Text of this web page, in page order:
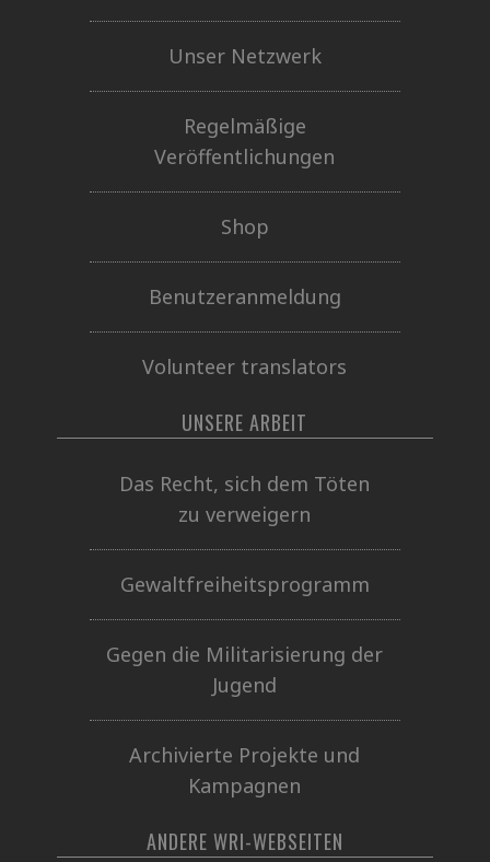
Unser Netzwerk
Regelmäßige
Veröffentlichungen
Shop
Benutzeranmeldung
Volunteer translators
UNSERE ARBEIT
Das Recht, sich dem Töten
zu verweigern
Gewaltfreiheitsprogramm
Gegen die Militarisierung der
Jugend
Archivierte Projekte und
Kampagnen
ANDERE WRI-WEBSEITEN